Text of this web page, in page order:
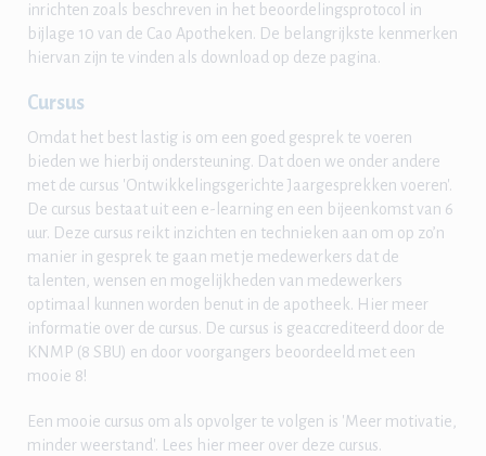
inrichten zoals beschreven in het beoordelingsprotocol in
bijlage 10 van de Cao Apotheken. De belangrijkste kenmerken
hiervan zijn te vinden als download op deze pagina.
Cursus
Omdat het best lastig is om een goed gesprek te voeren
bieden we hierbij ondersteuning. Dat doen we onder andere
met de cursus 'Ontwikkelingsgerichte Jaargesprekken voeren'.
De cursus bestaat uit een e-learning en een bijeenkomst van 6
uur. Deze cursus reikt inzichten en technieken aan om op zo’n
manier in gesprek te gaan met je medewerkers dat de
talenten, wensen en mogelijkheden van medewerkers
optimaal kunnen worden benut in de apotheek. Hier meer
informatie over de cursus. De cursus is geaccrediteerd door de
KNMP (8 SBU) en door voorgangers beoordeeld met een
mooie 8!
Een mooie cursus om als opvolger te volgen is 'Meer motivatie,
minder weerstand'. Lees hier meer over deze cursus.